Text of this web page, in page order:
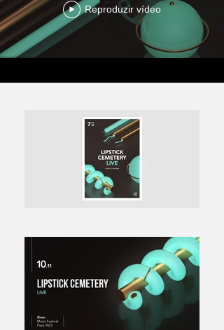
Reproduzir vídeo